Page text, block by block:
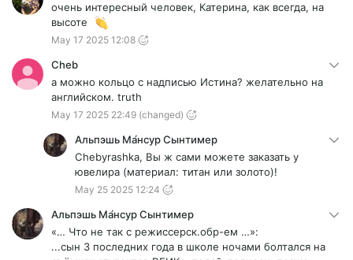
очень интересный человек, Катерина, как всегда, на
высоте
May 17 2025 12:08
Cheb
а можно кольцо с надписью Истина? желательно на
английском. truth
May 17 2025 22:49 (changed)
Альпэшь Ма́нсур Сынтимер
Chebyrashka, Вы ж сами можете заказать у
ювелира (материал: титан или золото)!
May 25 2025 12:24
Альпэшь Ма́нсур Сынтимер
«… Что не так с режиссерск.обр-ем …»:
...сын 3 последних года в школе ночами болтался на